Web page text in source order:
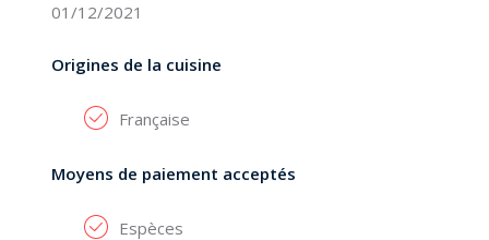
01/12/2021
Origines de la cuisine
Française
Moyens de paiement acceptés
Espèces